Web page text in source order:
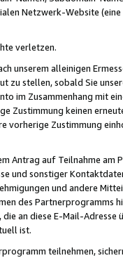
Netzwerk-Website
verletzen.
unserem alleinigen
zu stellen, sobald Sie
im Zusammenhang mit
Zustimmung keinen
vorherige Zustimmung
Antrag auf Teilnahme
und sonstiger
und andere
des Partnerprogramms
an diese E-Mail-
ist.
teilnehmen,